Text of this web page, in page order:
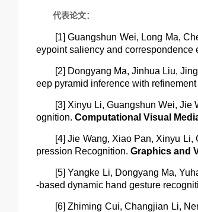
代表论文：
[1] Guangshun Wei, Long Ma,
eypoint saliency and correspondence
[2] Dongyang Ma, Jinhua Liu,
eep pyramid inference with
[3] Xinyu Li, Guangshun Wei, Jie
ognition. Computational Visual
[4] Jie Wang, Xiao Pan, Xinyu
pression Recognition. Graphics and
[5] Yangke Li, Dongyang Ma,
-based dynamic hand gesture
[6] Zhiming Cui, Changjian Li,